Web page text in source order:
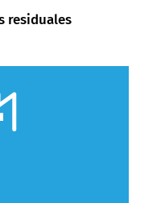
residuales